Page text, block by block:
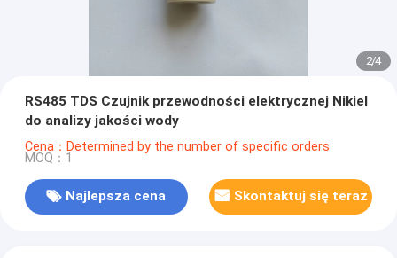
2/4
RS485 TDS Czujnik przewodności elektrycznej Nikiel
do analizy jakości wody
Cena：Determined by the number of specific orders
MOQ：1
Najlepsza cena Skontaktuj się teraz